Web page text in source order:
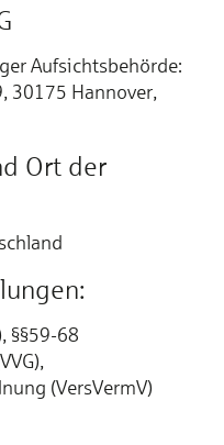
Aufsichtsbehörde:
30175 Hannover,
Ort der
§§59-68
(VersVermV)